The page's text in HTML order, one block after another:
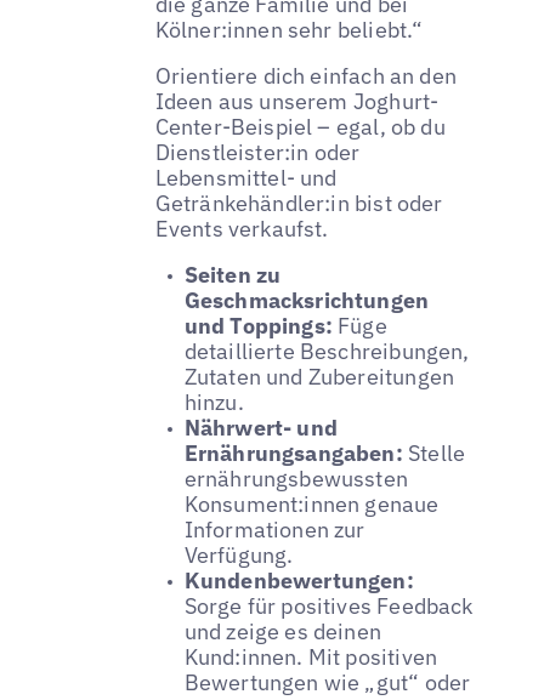
Kölner:innen sehr beliebt.“
Orientiere dich einfach an den
Ideen aus unserem Joghurt-
Center-Beispiel – egal, ob du
Dienstleister:in oder
Lebensmittel- und
Getränkehändler:in bist oder
Events verkaufst.
Seiten zu
Geschmacksrichtungen
und Toppings: Füge
detaillierte Beschreibungen,
Zutaten und Zubereitungen
hinzu.
Nährwert- und
Ernährungsangaben: Stelle
ernährungsbewussten
Konsument:innen genaue
Informationen zur
Verfügung.
Kundenbewertungen:
Sorge für positives Feedback
und zeige es deinen
Kund:innen. Mit positiven
Bewertungen wie „gut“ oder